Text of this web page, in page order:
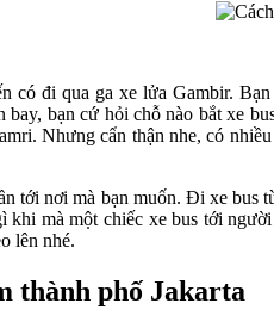
có đi qua ga xe lửa Gambir.
bay, bạn cứ hỏi chỗ nào bắt
Nhưng cẩn thận nhe, có
tới nơi mà bạn muốn. Đi xe
khi mà một chiếc xe bus tới
lên nhé.
thành phố Jakarta